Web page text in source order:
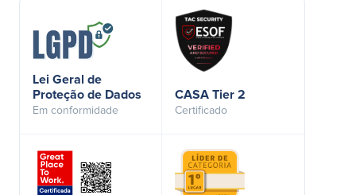
Lei Geral de
Proteção de Dados
Em conformidade
CASA Tier 2
Certificado